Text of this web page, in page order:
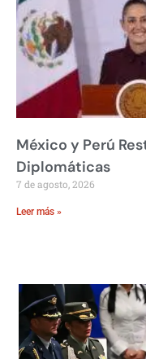
México y Perú
Diplomáticas
7 de agosto, 2026
Leer más »